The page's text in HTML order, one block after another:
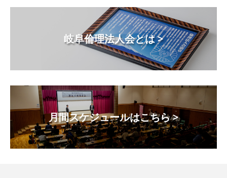
岐阜倫理法人会とは >
月間スケジュールはこちら >